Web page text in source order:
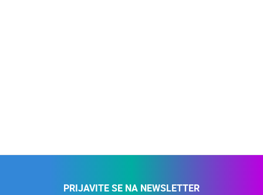
PRIJAVITE SE NA NEWSLETTER